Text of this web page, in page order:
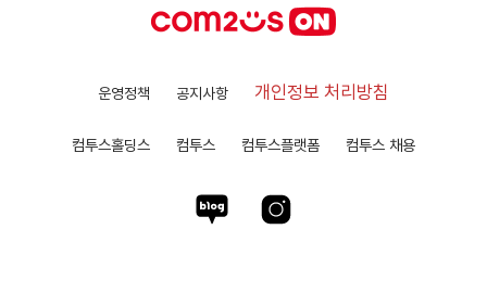
운영정책 공지사항 개인정보 처리방침
컴투스홀딩스 컴투스 컴투스플랫폼 컴투스 채용